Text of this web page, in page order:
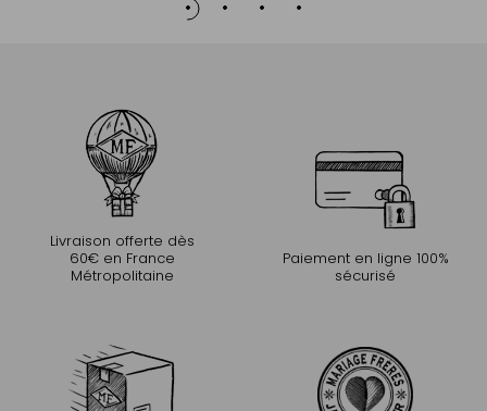
Livraison offerte dès
60€ en France
Métropolitaine
Paiement en ligne 100%
sécurisé